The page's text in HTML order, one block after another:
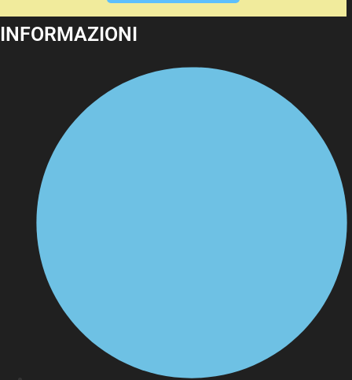
INFORMAZIONI